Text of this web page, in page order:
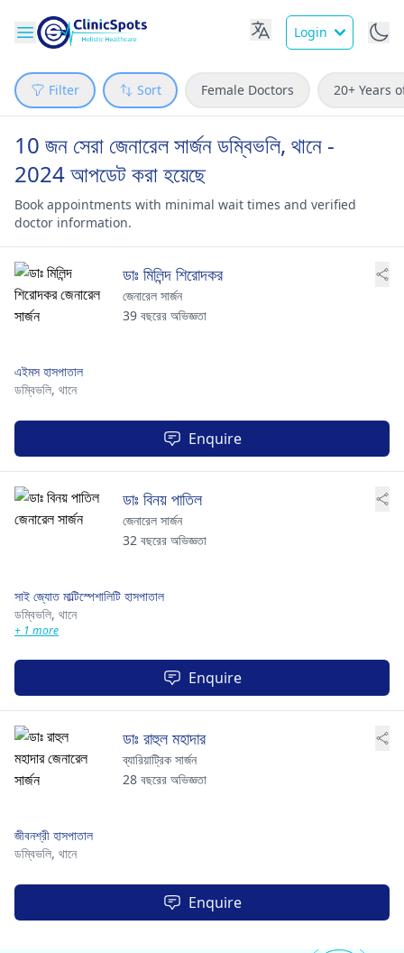
Login
Filter Sort Female Doctors 20+ Years
10 জন সেরা জেনারেল সার্জন ডম্বিভলি, থানে -
2024 আপডেট করা হয়েছে
Book appointments with minimal wait times and verified
doctor information.
ডাঃ মিলিন্দ শিরোদকর
জেনারেল সার্জন
39 বছরের অভিজ্ঞতা
এইমস হাসপাতাল
ডম্বিভলি, থানে
Enquire
ডাঃ বিনয় পাতিল
জেনারেল সার্জন
32 বছরের অভিজ্ঞতা
সাই জ্যোত মাল্টিস্পেশালিটি হাসপাতাল
ডম্বিভলি, থানে
+ 1 more
Enquire
ডাঃ রাহুল মহাদার
ব্যারিয়াট্রিক সার্জন
28 বছরের অভিজ্ঞতা
জীবনশ্রী হাসপাতাল
ডম্বিভলি, থানে
Enquire